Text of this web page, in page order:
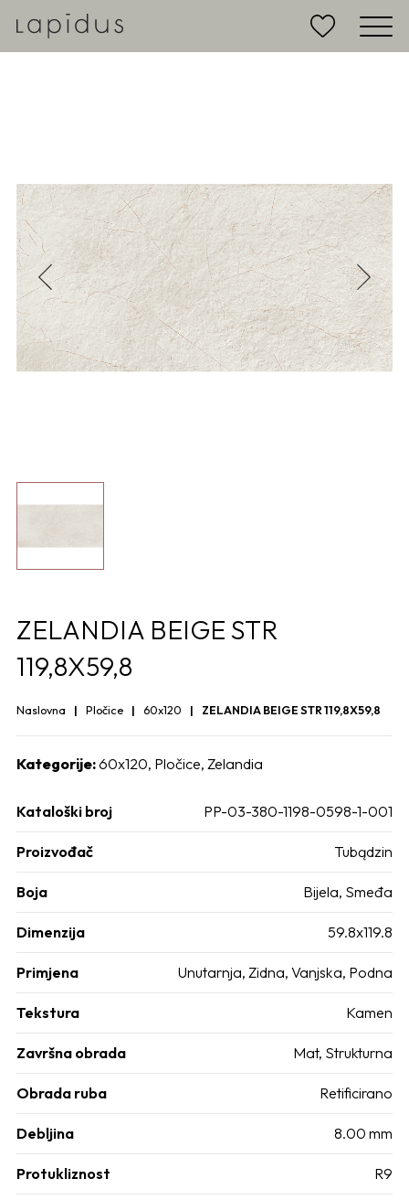
ZELANDIA BEIGE STR
119,8X59,8
Naslovna Pločice 60x120 ZELANDIA BEIGE STR 119,8X59,8
Kategorije:60x120, Pločice, Zelandia
Kataloški broj PP-03-380-1198-0598-1-001
Proizvođač Tubądzin
Boja Bijela, Smeđa
Dimenzija 59.8x119.8
Primjena Unutarnja, Zidna, Vanjska, Podna
Tekstura Kamen
Završna obrada Mat, Strukturna
Obrada ruba Retificirano
Debljina 8.00 mm
Protukliznost R9